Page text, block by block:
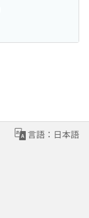
言語：日本語